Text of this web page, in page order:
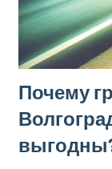
Почему